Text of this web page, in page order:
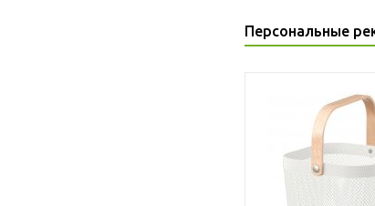
Персональные